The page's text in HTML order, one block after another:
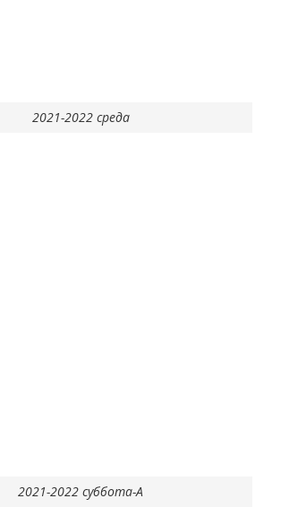
2021-2022 среда
2021-2022 суббота-А